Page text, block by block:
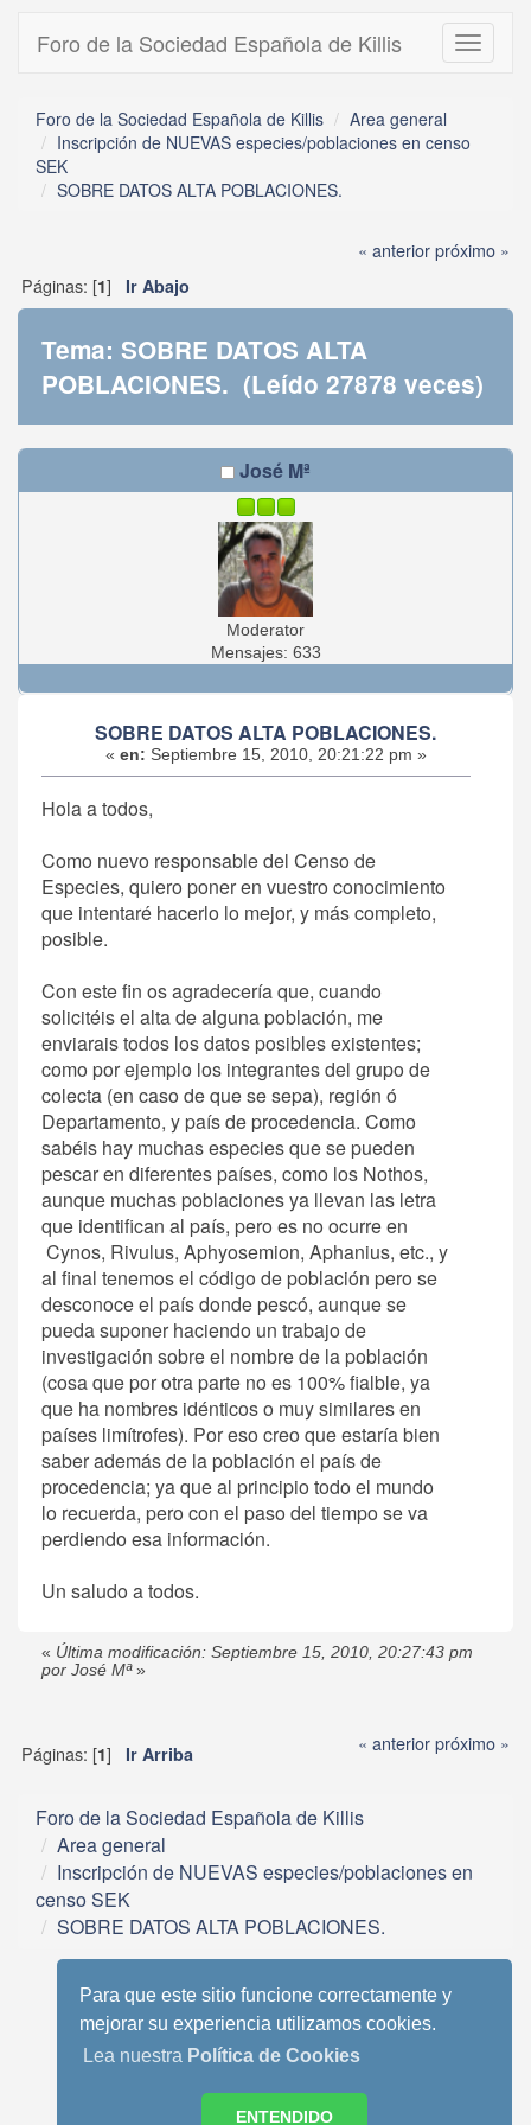
Para que este sitio funcione correctamente y
mejorar su experiencia utilizamos cookies.
Lea nuestra Política de Cookies
ENTENDIDO
Toggle
Foro de la Sociedad Española de Killis
Foro de la Sociedad Española de Killis
Area general
Inscripción de NUEVAS especies/poblaciones en censo
SEK
SOBRE DATOS ALTA POBLACIONES.
« anteriorpróximo »
Páginas: [1] Ir Abajo
Tema: SOBRE DATOS ALTA
POBLACIONES. (Leído 27878 veces)
José Mª
Moderator
Mensajes: 633
SOBRE DATOS ALTA POBLACIONES.
« en: Septiembre 15, 2010, 20:21:22 pm »
Hola a todos,
Como nuevo responsable del Censo de
Especies, quiero poner en vuestro conocimiento
que intentaré hacerlo lo mejor, y más completo,
posible.
Con este fin os agradecería que, cuando
solicitéis el alta de alguna población, me
enviarais todos los datos posibles existentes;
como por ejemplo los integrantes del grupo de
colecta (en caso de que se sepa), región ó
Departamento, y país de procedencia. Como
sabéis hay muchas especies que se pueden
pescar en diferentes países, como los Nothos,
aunque muchas poblaciones ya llevan las letra
que identifican al país, pero es no ocurre en
Cynos, Rivulus, Aphyosemion, Aphanius, etc., y
al final tenemos el código de población pero se
desconoce el país donde pescó, aunque se
pueda suponer haciendo un trabajo de
investigación sobre el nombre de la población
(cosa que por otra parte no es 100% fialble, ya
que ha nombres idénticos o muy similares en
países limítrofes). Por eso creo que estaría bien
saber además de la población el país de
procedencia; ya que al principio todo el mundo
lo recuerda, pero con el paso del tiempo se va
perdiendo esa información.
Un saludo a todos.
« Última modificación: Septiembre 15, 2010, 20:27:43 pm
por José Mª»
Páginas: [1] Ir Arriba « anteriorpróximo »
Foro de la Sociedad Española de Killis
Area general
Inscripción de NUEVAS especies/poblaciones en
censo SEK
SOBRE DATOS ALTA POBLACIONES.